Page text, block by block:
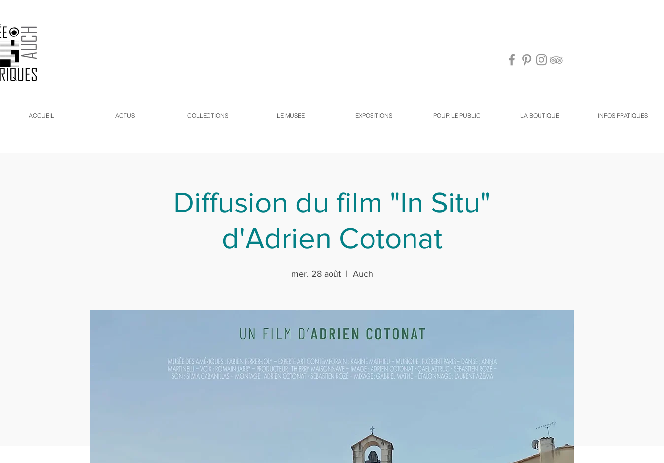
ACCUEIL ACTUS COLLECTIONS LE MUSEE EXPOSITIONS POUR LE PUBLIC LA BOUTIQUE INFOS PRATIQUES
Diffusion du film "In Situ"
d'Adrien Cotonat
mer. 28 août
  |
Auch